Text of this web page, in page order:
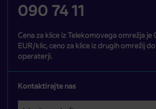
090 74 11
Cena za klice iz Telekomovega omrežja je
EUR/klic, ceno za klice iz drugih omrežij
operaterji.
Kontaktirajte nas
Izberite področje
Področje je obvezno izbrati.